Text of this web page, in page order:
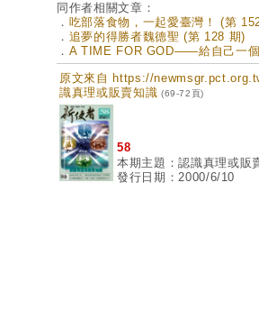
同作者相關文章：
． 吃部落食物，一起愛臺灣！ (第
． 追夢的得勝者魏德聖 (第 128 期)
． A TIME FOR GOD——給自己一
原文來自 https://
識真理或販賣知識 (69-72頁)
58
本期主題：認識真理或販
發行日期：2000/6/10